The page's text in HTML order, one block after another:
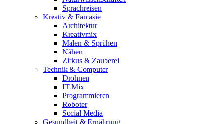
Sprachreisen
Kreativ & Fantasie
Architektur
Kreativmix
Malen & Sprühen
Nähen
Zirkus & Zauberei
Technik & Computer
Drohnen
IT-Mix
Programmieren
Roboter
Social Media
Gesundheit & Ernährung